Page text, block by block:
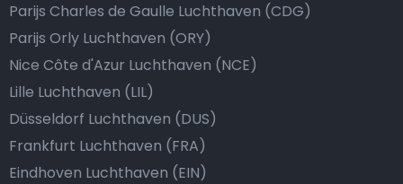
Parijs Charles de Gaulle Luchthaven (CDG)
Parijs Orly Luchthaven (ORY)
Nice Côte d'Azur Luchthaven (NCE)
Lille Luchthaven (LIL)
Düsseldorf Luchthaven (DUS)
Frankfurt Luchthaven (FRA)
Eindhoven Luchthaven (EIN)